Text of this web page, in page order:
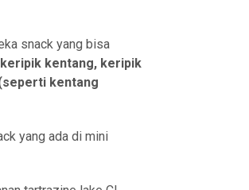
snack yang bisa
kentang, keripik
kentang
yang ada di mini